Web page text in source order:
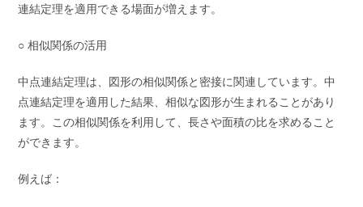
連結定理を適用できる場面が増えます。
○ 相似関係の活用
中点連結定理は、図形の相似関係と密接に関連しています。中
点連結定理を適用した結果、相似な図形が生まれることがあり
ます。この相似関係を利用して、長さや面積の比を求めること
ができます。
例えば：